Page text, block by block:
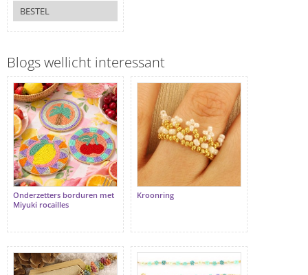
BESTEL
Blogs wellicht interessant
Onderzetters borduren met
Miyuki rocailles
Kroonring